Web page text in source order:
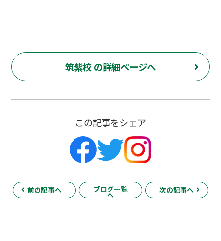
筑紫校 の詳細ページへ
この記事をシェア
前の記事へ ブログ一覧
へ
次の記事へ